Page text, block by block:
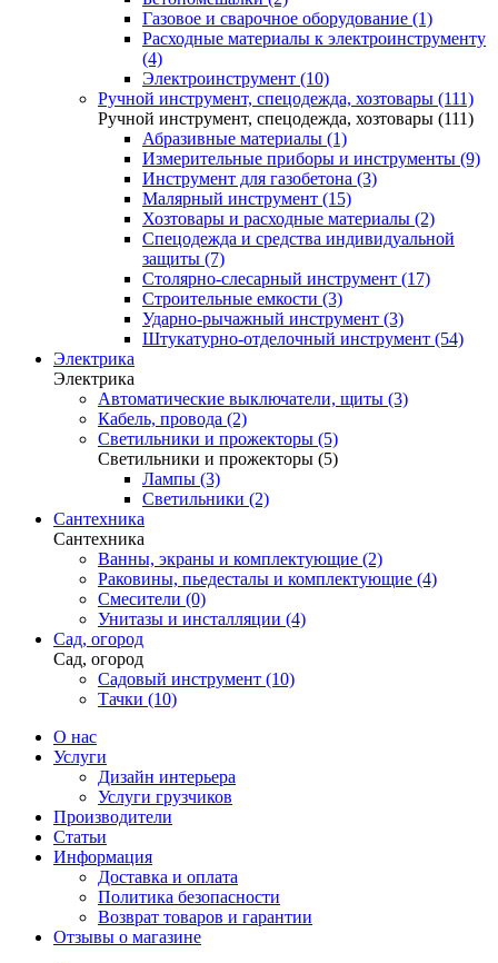
Газовое и сварочное оборудование (1)
Расходные материалы к электроинструменту
(4)
Электроинструмент (10)
Ручной инструмент, спецодежда, хозтовары (111)
Ручной инструмент, спецодежда, хозтовары (111)
Абразивные материалы (1)
Измерительные приборы и инструменты (9)
Инструмент для газобетона (3)
Малярный инструмент (15)
Хозтовары и расходные материалы (2)
Спецодежда и средства индивидуальной
защиты (7)
Столярно-слесарный инструмент (17)
Строительные емкости (3)
Ударно-рычажный инструмент (3)
Штукатурно-отделочный инструмент (54)
Электрика
Электрика
Автоматические выключатели, щиты (3)
Кабель, провода (2)
Светильники и прожекторы (5)
Светильники и прожекторы (5)
Лампы (3)
Светильники (2)
Сантехника
Сантехника
Ванны, экраны и комплектующие (2)
Раковины, пьедесталы и комплектующие (4)
Смесители (0)
Унитазы и инсталляции (4)
Сад, огород
Сад, огород
Садовый инструмент (10)
Тачки (10)
О нас
Услуги
Дизайн интерьера
Услуги грузчиков
Производители
Статьи
Информация
Доставка и оплата
Политика безопасности
Возврат товаров и гарантии
Отзывы о магазине